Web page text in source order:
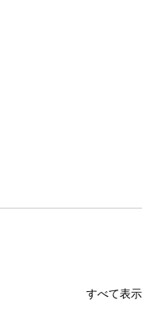
すべて表示